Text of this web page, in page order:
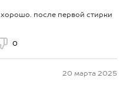
хорошо. после первой стирки
0
20 марта 2025